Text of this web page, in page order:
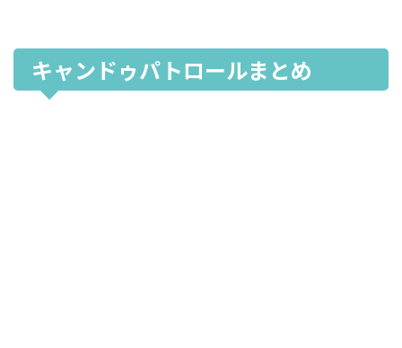
キャンドゥパトロールまとめ